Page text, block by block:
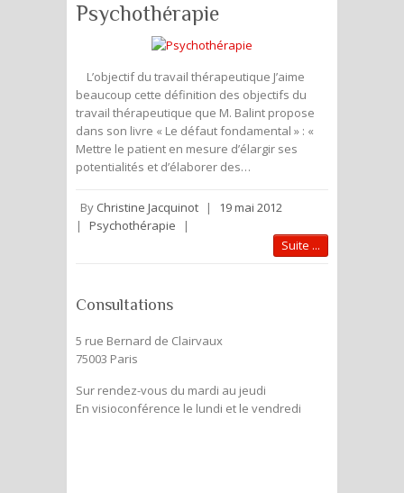
Psychothérapie
L’objectif du travail thérapeutique J’aime
beaucoup cette définition des objectifs du
travail thérapeutique que M. Balint propose
dans son livre « Le défaut fondamental » : «
Mettre le patient en mesure d’élargir ses
potentialités et d’élaborer des…
By Christine Jacquinot |
19 mai 2012
|
Psychothérapie
|
Suite ...
Consultations
5 rue Bernard de Clairvaux
75003 Paris
Sur rendez-vous du mardi au jeudi
En visioconférence le lundi et le vendredi